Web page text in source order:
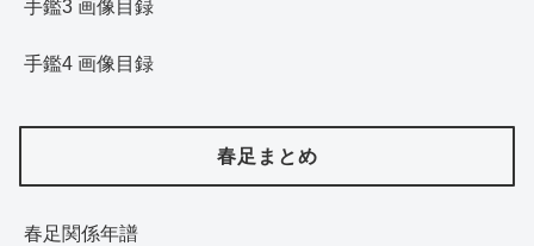
手鑑3 画像目録
手鑑4 画像目録
春足まとめ
春足関係年譜